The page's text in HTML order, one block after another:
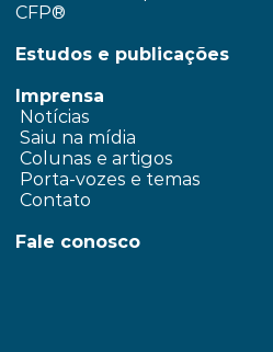
CFP®
Estudos e publicações
Imprensa
Notícias
Saiu na mídia
Colunas e artigos
Porta-vozes e temas
Contato
Fale conosco